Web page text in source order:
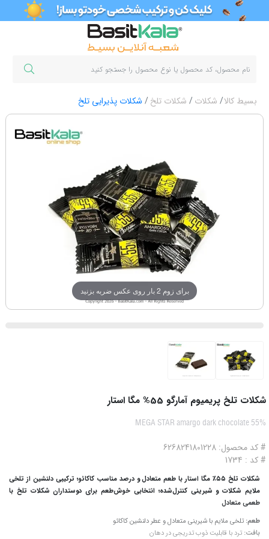
بسیط کالا شکلات شکلات تلخ شکلات پذیرایی تلخ
برای زوم 2 بار روی عکس ضربه بزنید
شکلات تلخ پریمیوم آمارگو 55% مگا استار
MEGA STAR amargo dark chocolate 55%
# کد محصول: 6268241801228
# کد : 1734
شکلات تلخ ۵۵٪ مگا استار با طعم متعادل و درصد مناسب کاکائو؛ ترکیبی دلنشین از تلخی
ملایم شکلات و شیرینی کنترل‌شده؛ انتخابی خوش‌طعم برای دوستداران شکلات تلخ با
طعمی متعادل
طعم: تلخی ملایم با شیرینی متعادل و عطر دلنشین کاکائو
بافت: ترد با قابلیت ذوب تدریجی در دهان